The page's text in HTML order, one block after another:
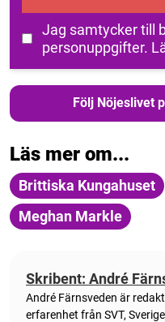
Jag samtycker till
personuppgifter.
Följ Nöjeslivet
Läs mer om...
Brittiska Kungahuset
Meghan Markle
Skribent: André
André Färnsveden är
erfarenhet från SVT,